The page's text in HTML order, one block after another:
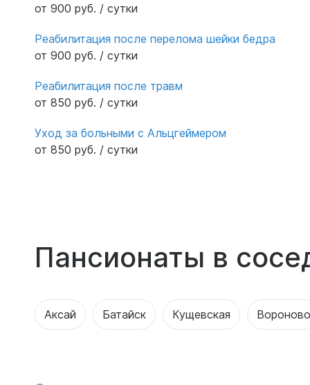
от 900 руб. / сутки
Реабилитация после перелома шейки бедра
от 900 руб. / сутки
Реабилитация после травм
от 850 руб. / сутки
Уход за больными с Альцгеймером
от 850 руб. / сутки
Пансионаты в
Аксай Батайск Кущевская Вороново